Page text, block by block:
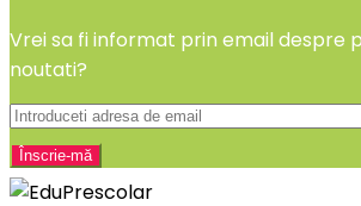
Vrei sa fi informat prin email despre
noutati?